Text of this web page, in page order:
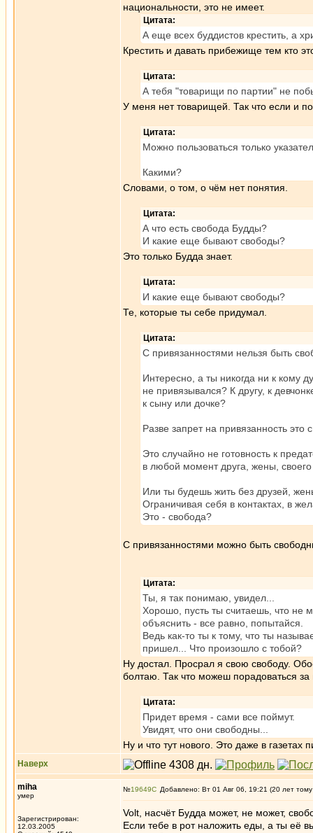
национальности, это не имеет.
Цитата:
А еще всех буддистов крестить, а
Крестить и давать прибежище тем кто
Цитата:
А тебя "товарищи по партии" не
У меня нет товарищей. Так что если и
Цитата:
Можно пользоваться только
Какими?
Словами, о том, о чём нет понятия.
Цитата:
А что есть свобода Будды?
И какие еще бывают свободы?
Это только Будда знает.
Цитата:
И какие еще бывают свободы?
Те, которые ты себе придумал.
Цитата:
С привязанностями нельзя быть
Интересно, а ты никогда ни к кому
не привязывался? К другу, к
к сыну или дочке?
Разве запрет на привязанность это
Это случайно не готовность к
в любой момент друга, жены,
Или ты будешь жить без друзей,
Ограничивая себя в контактах, в
Это - свобода?
С привязанностями можно быть
Цитата:
Ты, я так понимаю, увидел...
Хорошо, пусть ты считаешь, что не
объяснить - все равно, попытайся.
Ведь как-то ты к тому, что ты
пришел... Что произошло с тобой?
Ну достал. Просрал я свою свободу.
болтаю. Так что можеш порадоваться
Цитата:
Придет время - сами все поймут.
Увидят, что они свободны...
Ну и что тут нового. Это даже в газетах
Наверх
miha
умер
Зарегистрирован:
12.03.2005
№19649 Добавлено: Вт 01 Авг 06, 19:21 (20 лет
Volt, насчёт Будда может, не может,
Если тебе в рот наложить еды, а ты её